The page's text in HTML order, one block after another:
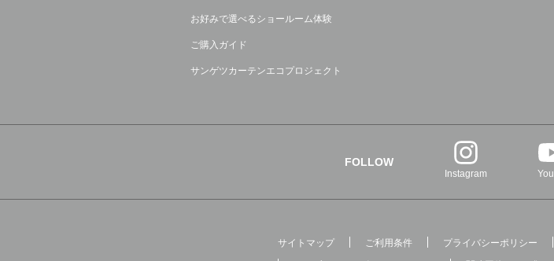
お好みで選べるショールーム体験
ご購入ガイド
サンゲツカーテンエコプロジェクト
FOLLOW
Instagram
サイトマップ ご利用条件 プライバシーポリシー